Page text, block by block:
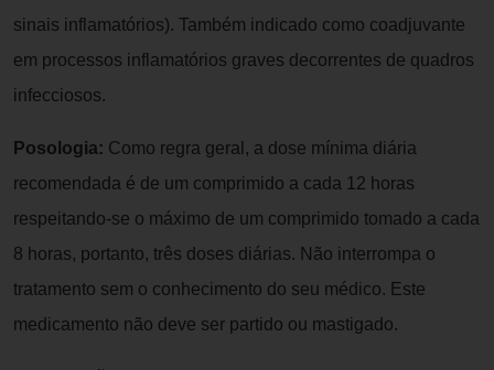
sinais inflamatórios). Também indicado como coadjuvante
em processos inflamatórios graves decorrentes de quadros
infecciosos.
Posologia: Como regra geral, a dose mínima diária
recomendada é de um comprimido a cada 12 horas
respeitando-se o máximo de um comprimido tomado a cada
8 horas, portanto, três doses diárias. Não interrompa o
tratamento sem o conhecimento do seu médico. Este
medicamento não deve ser partido ou mastigado.